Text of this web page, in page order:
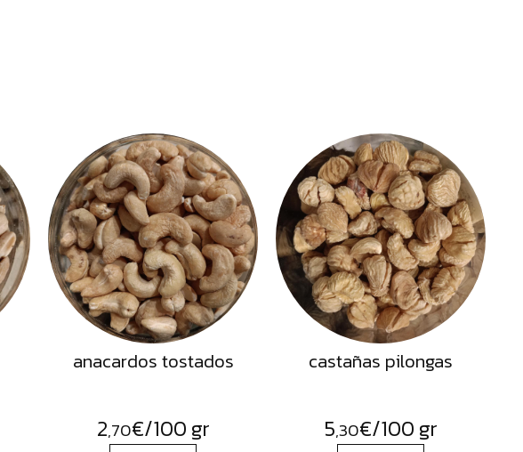
anacardos tostados
2,70€/100 gr
castañas pilongas
5,30€/100 gr